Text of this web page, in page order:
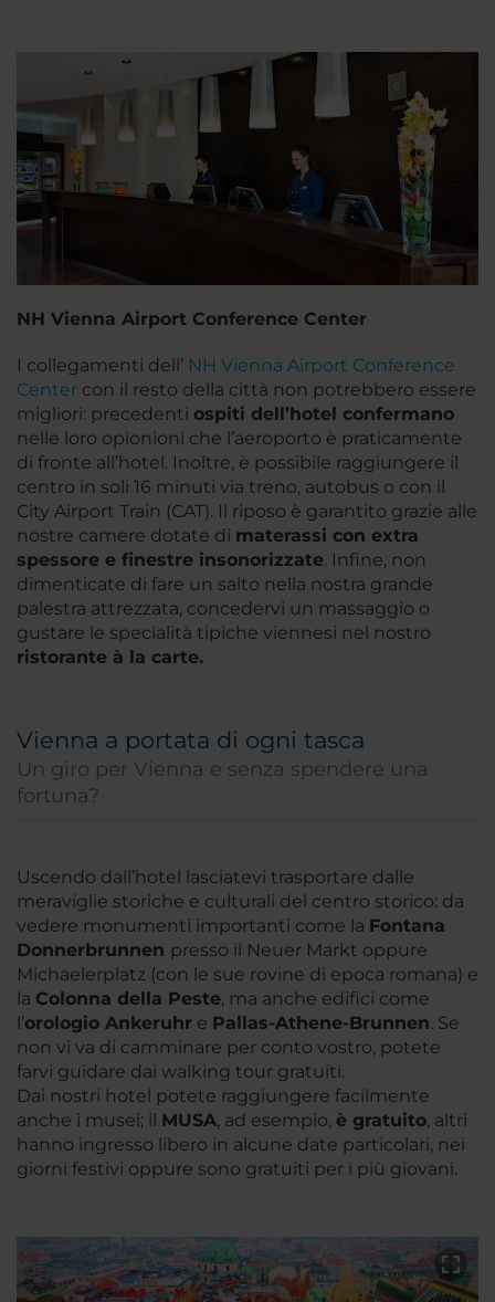
NH Vienna Airport Conference Center
I collegamenti dell’ NH Vienna Airport Conference
Center con il resto della città non potrebbero essere
migliori: precedenti ospiti dell’hotel confermano
nelle loro opionioni che l’aeroporto è praticamente
di fronte all’hotel. Inoltre, è possibile raggiungere il
centro in soli 16 minuti via treno, autobus o con il
City Airport Train (CAT). Il riposo è garantito grazie alle
nostre camere dotate di materassi con extra
spessore e finestre insonorizzate. Infine, non
dimenticate di fare un salto nella nostra grande
palestra attrezzata, concedervi un massaggio o
gustare le specialità tipiche viennesi nel nostro
ristorante à la carte.
Vienna a portata di ogni tasca
Un giro per Vienna e senza spendere una
fortuna?
Uscendo dall’hotel lasciatevi trasportare dalle
meraviglie storiche e culturali del centro storico: da
vedere monumenti importanti come la Fontana
Donnerbrunnen presso il Neuer Markt oppure
Michaelerplatz (con le sue rovine di epoca romana) e
la Colonna della Peste, ma anche edifici come
l’orologio Ankeruhr e Pallas-Athene-Brunnen. Se
non vi va di camminare per conto vostro, potete
farvi guidare dai walking tour gratuiti.
Dai nostri hotel potete raggiungere facilmente
anche i musei; il MUSA, ad esempio, è gratuito, altri
hanno ingresso libero in alcune date particolari, nei
giorni festivi oppure sono gratuiti per i più giovani.